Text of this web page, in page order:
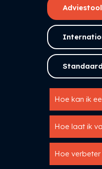
Hoe kan ik
Hoe laat ik
Hoe